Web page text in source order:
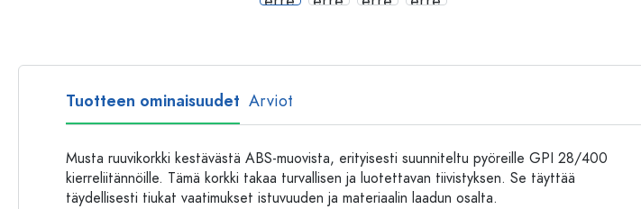
Tuotteen ominaisuudet Arviot
Musta ruuvikorkki kestävästä ABS-muovista, erityisesti suunniteltu pyöreille GPI 28/400
kierreliitännöille. Tämä korkki takaa turvallisen ja luotettavan tiivistyksen. Se täyttää
täydellisesti tiukat vaatimukset istuvuuden ja materiaalin laadun osalta.